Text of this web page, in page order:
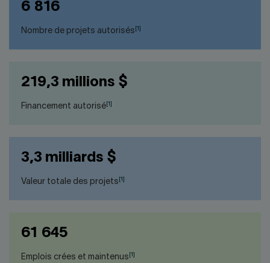
6 816
Nombre de projets autorisés
219,3 millions $
Financement autorisé
3,3 milliards $
Valeur totale des projets
61 645
Emplois crées et maintenus